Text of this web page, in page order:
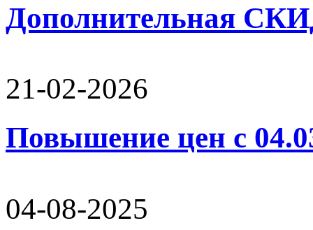
Дополнительная
21-02-2026
Повышение цен с
04-08-2025